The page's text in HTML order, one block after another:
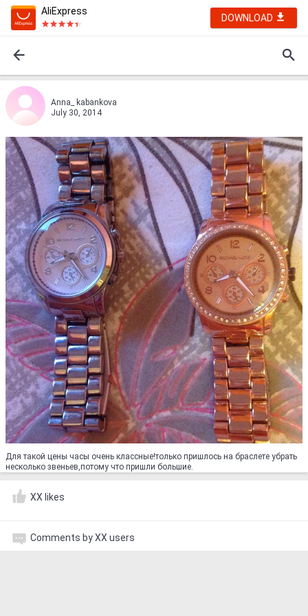
AliExpress
DOWNLOAD
Anna_ kabankova
July 30, 2014
Для такой цены часы очень классные!только пришлось на браслете убрать
несколько звеньев,потому что пришли большие.
XX likes
Comments by XX users